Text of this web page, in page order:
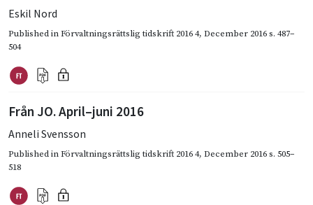
Eskil Nord
Published inFörvaltningsrättslig tidskrift 2016 4, December 2016s. 487–
504
Från JO. April–juni 2016
Anneli Svensson
Published inFörvaltningsrättslig tidskrift 2016 4, December 2016s. 505–
518